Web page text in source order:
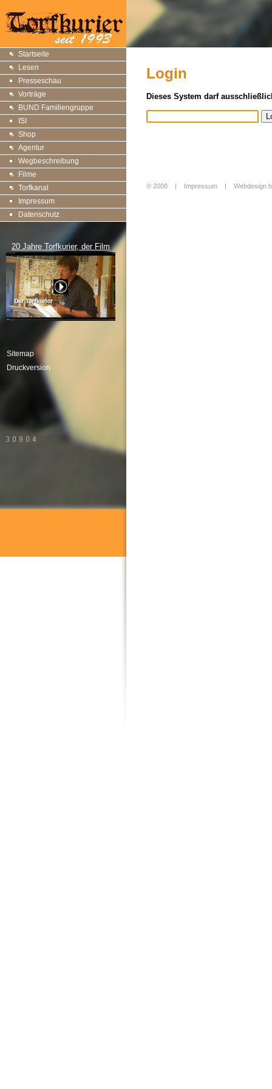
Startseite
Lesen
Presseschau
Vorträge
BUND Familiengruppe
ISI
Shop
Agentur
Wegbeschreibung
Filme
Torfkanal
Impressum
Datenschutz
20 Jahre Torfkurier, der Film
Sitemap
Druckversion
Login
Dieses System darf
© 2008 | Impressum Webdesign